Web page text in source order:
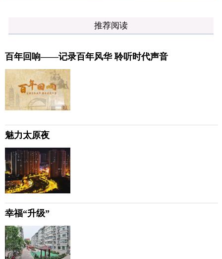
推荐阅读
百年回响——记录百年风华 聆听时代声音
魅力太原夜
幸福“升级”